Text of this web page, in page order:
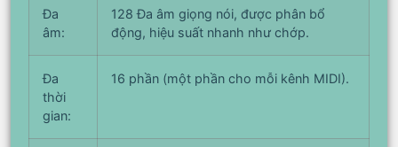
Đa
âm:
128 Đa âm giọng nói, được phân bổ
động, hiệu suất nhanh như chớp.
Đa
thời
gian:
16 phần (một phần cho mỗi kênh MIDI).